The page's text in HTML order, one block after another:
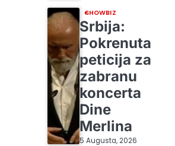
SHOWBIZ
Srbija:
Pokrenuta
peticija za
zabranu
koncerta
Dine
Merlina
5 Augusta, 2026